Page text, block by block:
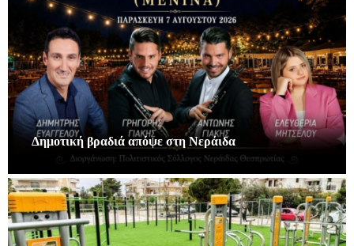
Δημοτική βραδιά απόψε στη Νεράιδα